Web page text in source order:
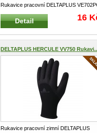
Rukavice pracovní DELTAPLUS
Pracovní úpletové polyesterové r ...
Detail 16
DELTAPLUS HERCULE VV750
Rukavice pracovní zimní DELTAPLUS